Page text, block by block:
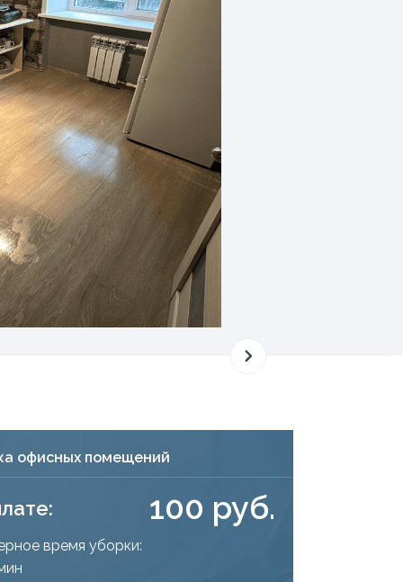
офисных помещений
100 руб.
время уборки: